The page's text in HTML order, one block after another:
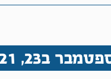
ב23, 2021